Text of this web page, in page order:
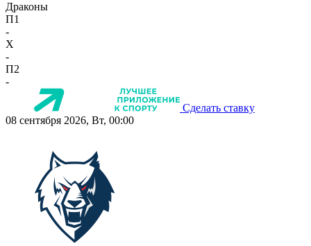
Драконы
П1
-
X
-
П2
-
Сделать ставку
08 сентября 2026, Вт, 00:00